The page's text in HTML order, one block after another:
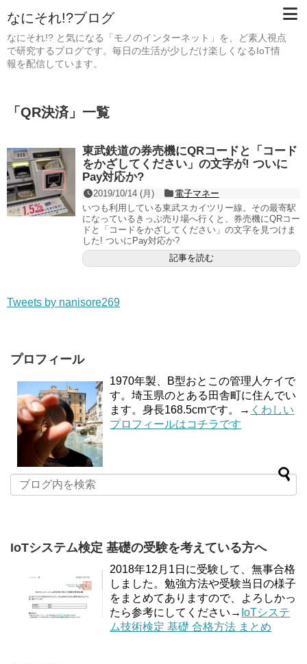
なにそれ!?ブログ
なにそれ!? と気になる「モノのインターネット」を、ど素人視点
で研究するブログです。毎日の生活が少しだけ楽しくなるIoT情
報を配信しています。
「 QR決済」 一覧
東武鉄道の券売機にQRコードと「コード
をかざしてください」の文字が! ついに
Pay対応か?
2019/10/14 (月)
電子マネー
いつも利用している東武スカイツリー線。その最寄駅
になっているきっぷ売り場へ行くと、券売機にQRコー
ドと「コードをかざしてください」の文字を見つけま
した! ついにPay対応か?
記事を読む
Tweets by nanisore269
プロフィール
1970年製、B型おとこの管理人ケイで
す。埼玉県のとある田舎町に住んでい
ます。身長168.5cmです。→ くわしい
プロフィールはコチラです
IoTシステム検定 基礎の受験を考えている方へ
2018年12月1日に受験して、無事合格
しました。勉強方法や受験当日の様子
をまとめてありますので、よろしかっ
たら参考にしてください→ IoTシステ
ム技術検定 基礎 合格方法 まとめ